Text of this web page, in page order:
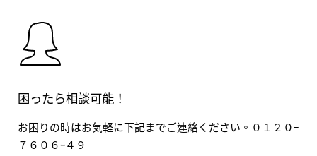
困ったら相談可能！
お困りの時はお気軽に下記までご連絡ください。０１２０ｰ
７６０６ｰ４９